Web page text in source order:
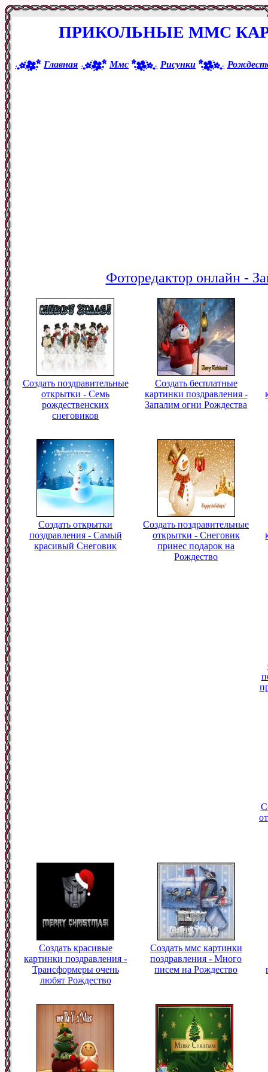
ПРИКОЛЬНЫЕ ММС
Главная Ммс Рисунки
Фоторедактор онлайн -
Создать поздравительные
открытки - Семь
рождественских
снеговиков
Создать бесплатные
картинки поздравления -
Запалим огни Рождества
Создать открытки
поздравления - Самый
красивый Снеговик
Создать поздравительные
открытки - Снеговик
принес подарок на
Рождество
Создать красивые
картинки поздравления -
Трансформеры очень
любят Рождество
Создать ммс картинки
поздравления - Много
писем на Рождество